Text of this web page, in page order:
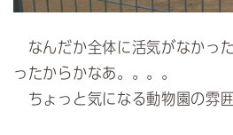
なんだか全体に活気がなかっ
ったからかなあ。。。。
ちょっと気になる動物園の雰囲